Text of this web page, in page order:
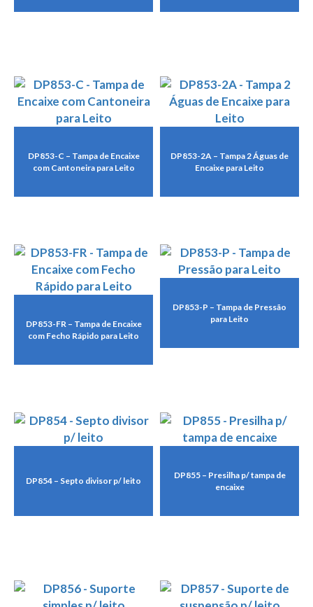
DP853-C – Tampa de Encaixe
com Cantoneira para Leito
DP853-2A – Tampa 2 Águas de
Encaixe para Leito
DP853-FR – Tampa de Encaixe
com Fecho Rápido para Leito
DP853-P – Tampa de Pressão
para Leito
DP854 – Septo divisor p/ leito
DP855 – Presilha p/ tampa de
encaixe